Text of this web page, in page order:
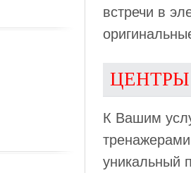
встречи в
К Вашим
уникальный